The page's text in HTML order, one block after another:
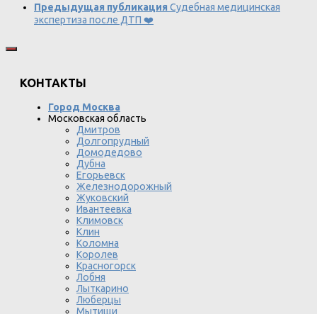
Предыдущая публикация Судебная медицинская
экспертиза после ДТП ❤️
КОНТАКТЫ
Город Москва
Московская область
Дмитров
Долгопрудный
Домодедово
Дубна
Егорьевск
Железнодорожный
Жуковский
Ивантеевка
Климовск
Клин
Коломна
Королев
Красногорск
Лобня
Лыткарино
Люберцы
Мытищи